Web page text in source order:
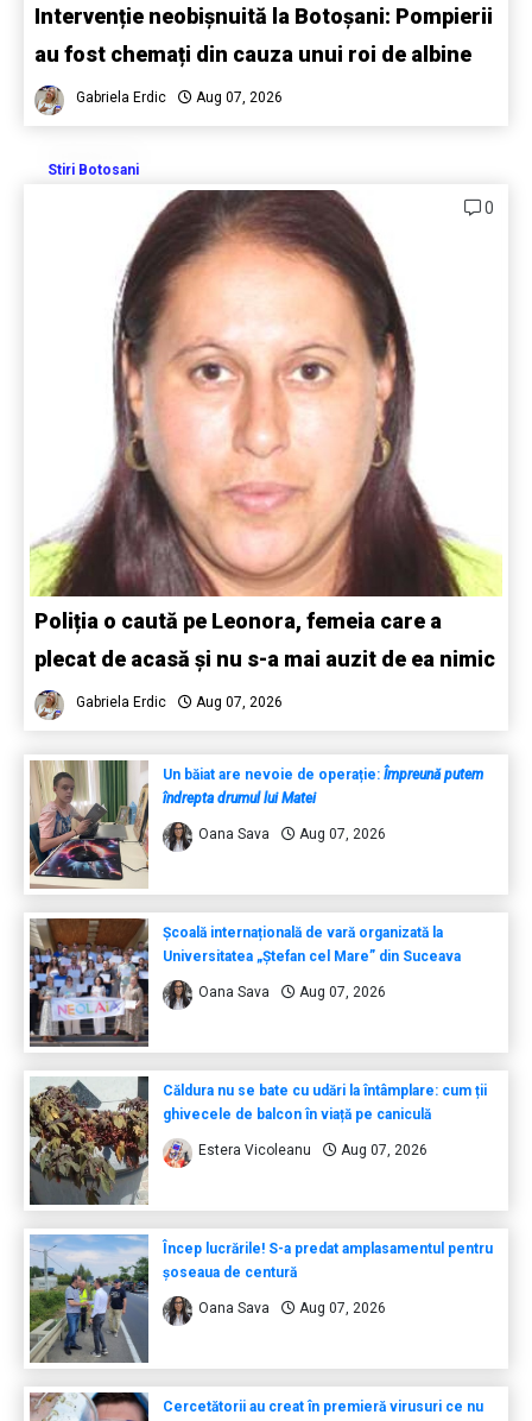
Intervenție neobișnuită la Botoșani: Pompierii
au fost chemați din cauza unui roi de albine
Gabriela Erdic Aug 07, 2026
Stiri Botosani
0
Poliția o caută pe Leonora, femeia care a
plecat de acasă și nu s-a mai auzit de ea nimic
Gabriela Erdic Aug 07, 2026
Un băiat are nevoie de operație: Împreună putem
îndrepta drumul lui Matei
Oana Sava Aug 07, 2026
Școală internațională de vară organizată la
Universitatea „Ștefan cel Mare” din Suceava
Oana Sava Aug 07, 2026
Căldura nu se bate cu udări la întâmplare: cum ții
ghivecele de balcon în viață pe caniculă
Estera Vicoleanu Aug 07, 2026
Încep lucrările! S-a predat amplasamentul pentru
șoseaua de centură
Oana Sava Aug 07, 2026
Cercetătorii au creat în premieră virusuri ce nu